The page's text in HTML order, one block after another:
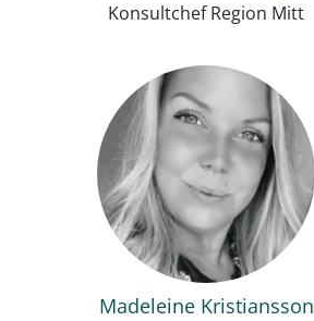
Konsultchef Region Mitt
Madeleine Kristiansson